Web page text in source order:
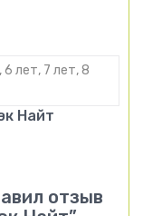
6 лет, 7 лет, 8
Найт
отзыв